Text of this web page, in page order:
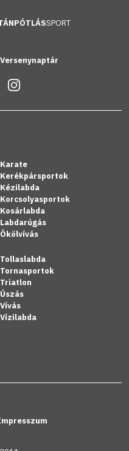
SPORT
Versenynaptár
Karate
Kerékpársportok
Kézilabda
Korcsolyasportok
Kosárlabda
Labdarúgás
Ökölvívás
Tollaslabda
Tornasportok
Triatlon
Úszás
Vívás
Vízilabda